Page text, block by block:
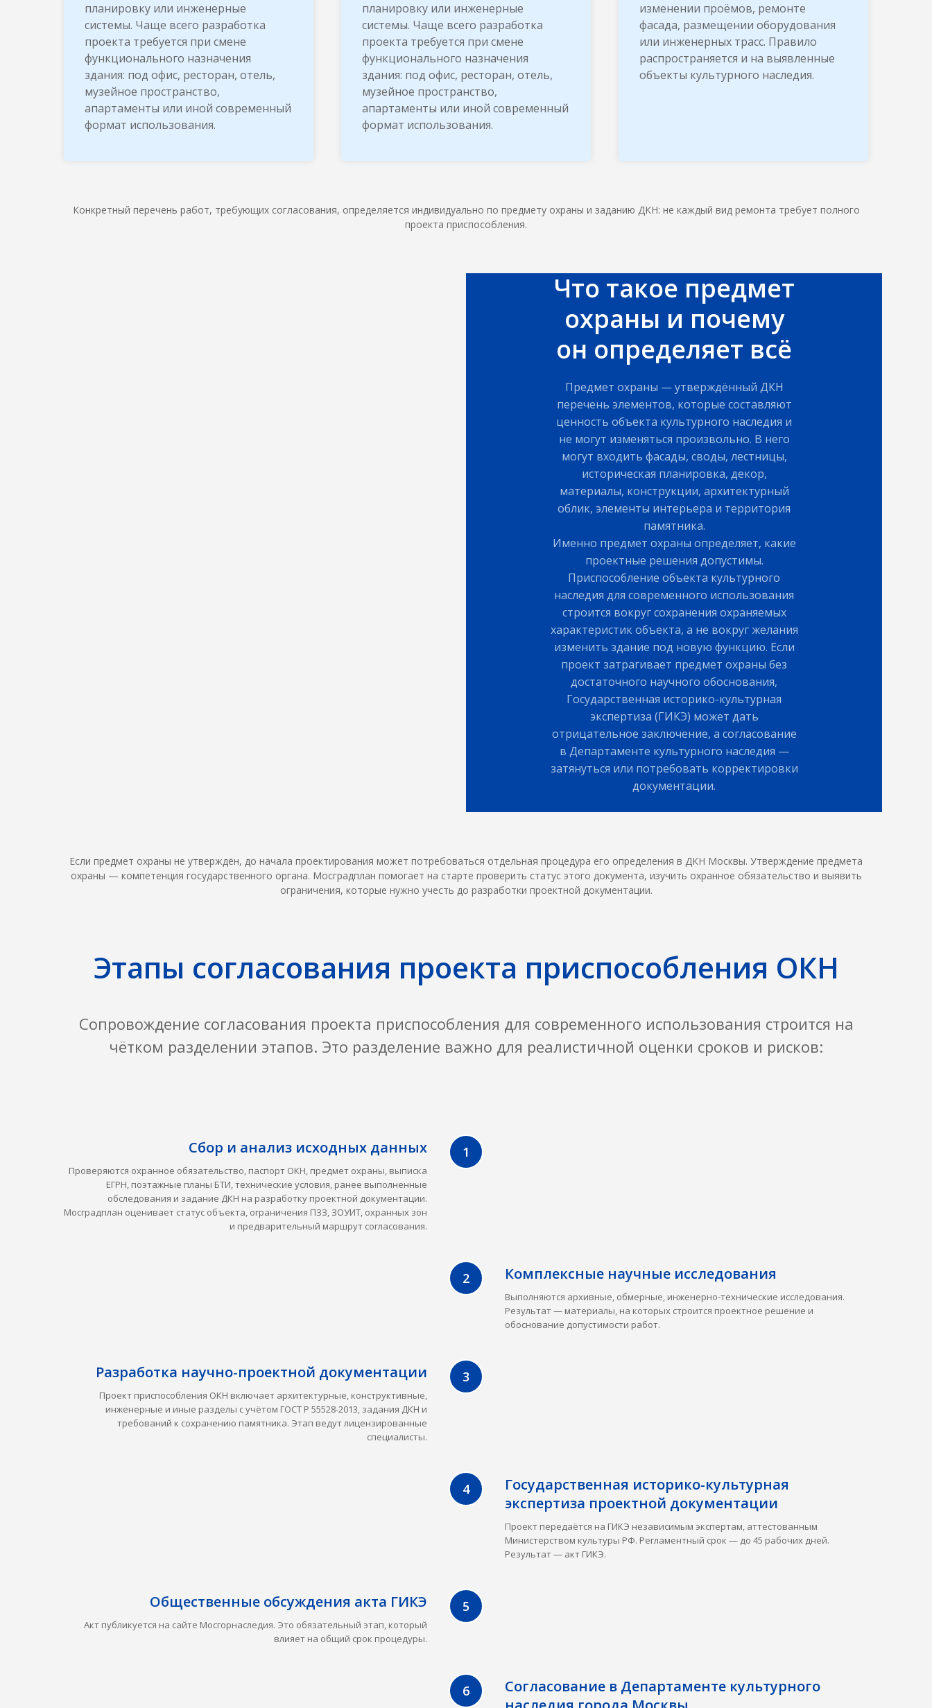
планировку или инженерные
системы. Чаще всего разработка
проекта требуется при смене
функционального назначения
здания: под офис, ресторан, отель,
музейное пространство,
апартаменты или иной современный
формат использования.
планировку или инженерные
системы. Чаще всего разработка
проекта требуется при смене
функционального назначения
здания: под офис, ресторан, отель,
музейное пространство,
апартаменты или иной современный
формат использования.
изменении проёмов, ремонте
фасада, размещении оборудования
или инженерных трасс. Правило
распространяется и на выявленные
объекты культурного наследия.
Конкретный перечень работ, требующих согласования, определяется индивидуально по предмету охраны и заданию ДКН: не каждый вид ремонта требует полного
проекта приспособления.
Что такое предмет
охраны и почему
он определяет всё
Предмет охраны — утверждённый ДКН
перечень элементов, которые составляют
ценность объекта культурного наследия и
не могут изменяться произвольно. В него
могут входить фасады, своды, лестницы,
историческая планировка, декор,
материалы, конструкции, архитектурный
облик, элементы интерьера и территория
памятника.
Именно предмет охраны определяет, какие
проектные решения допустимы.
Приспособление объекта культурного
наследия для современного использования
строится вокруг сохранения охраняемых
характеристик объекта, а не вокруг желания
изменить здание под новую функцию. Если
проект затрагивает предмет охраны без
достаточного научного обоснования,
Государственная историко-культурная
экспертиза (ГИКЭ) может дать
отрицательное заключение, а согласование
в Департаменте культурного наследия —
затянуться или потребовать корректировки
документации.
Если предмет охраны не утверждён, до начала проектирования может потребоваться отдельная процедура его определения в ДКН Москвы. Утверждение предмета
охраны — компетенция государственного органа. Мосградплан помогает на старте проверить статус этого документа, изучить охранное обязательство и выявить
ограничения, которые нужно учесть до разработки проектной документации.
Этапы согласования проекта приспособления ОКН
Сопровождение согласования проекта приспособления для современного использования строится на
чётком разделении этапов. Это разделение важно для реалистичной оценки сроков и рисков:
Сбор и анализ исходных данных
Проверяются охранное обязательство, паспорт ОКН, предмет охраны, выписка
ЕГРН, поэтажные планы БТИ, технические условия, ранее выполненные
обследования и задание ДКН на разработку проектной документации.
Мосградплан оценивает статус объекта, ограничения ПЗЗ, ЗОУИТ, охранных зон
и предварительный маршрут согласования.
Комплексные научные исследования
Выполняются архивные, обмерные, инженерно-технические исследования.
Результат — материалы, на которых строится проектное решение и
обоснование допустимости работ.
Разработка научно-проектной документации
Проект приспособления ОКН включает архитектурные, конструктивные,
инженерные и иные разделы с учётом ГОСТ Р 55528-2013, задания ДКН и
требований к сохранению памятника. Этап ведут лицензированные
специалисты.
Государственная историко-культурная
экспертиза проектной документации
Проект передаётся на ГИКЭ независимым экспертам, аттестованным
Министерством культуры РФ. Регламентный срок — до 45 рабочих дней.
Результат — акт ГИКЭ.
Общественные обсуждения акта ГИКЭ
Акт публикуется на сайте Мосгорнаследия. Это обязательный этап, который
влияет на общий срок процедуры.
Согласование в Департаменте культурного